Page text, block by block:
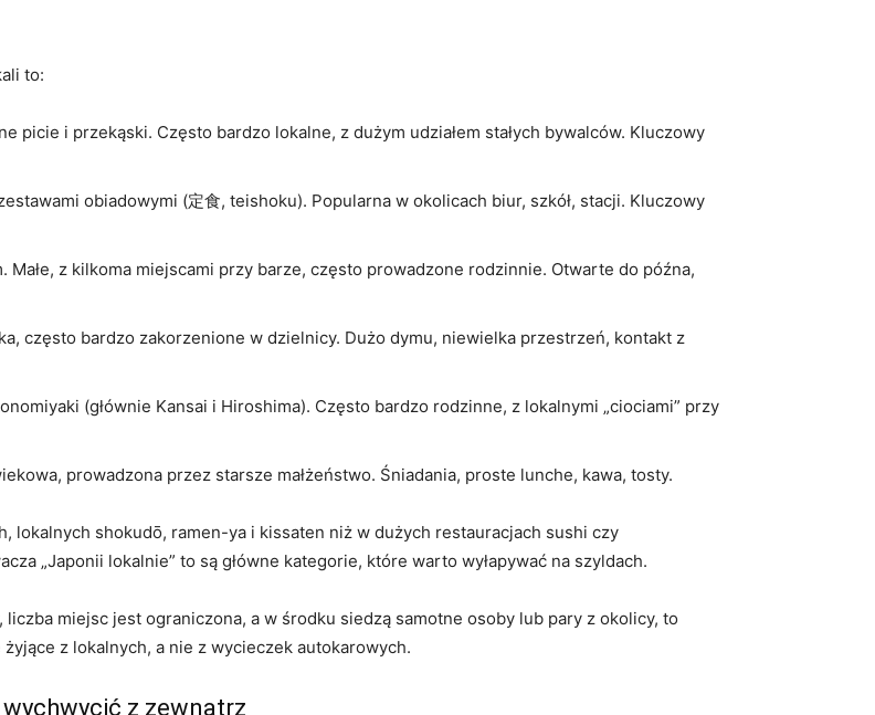
to:
picie i przekąski. Często bardzo lokalne, z dużym udziałem stałych bywalców. Kluczowy
obiadowymi (定食, teishoku). Popularna w okolicach biur, szkół, stacji. Kluczowy
Małe, z kilkoma miejscami przy barze, często prowadzone rodzinnie. Otwarte do późna,
często bardzo zakorzenione w dzielnicy. Dużo dymu, niewielka przestrzeń, kontakt z
(głównie Kansai i Hiroshima). Często bardzo rodzinne, z lokalnymi „ciociami” przy
prowadzona przez starsze małżeństwo. Śniadania, proste lunche, kawa, tosty.
lokalnych shokudō, ramen-ya i kissaten niż w dużych restauracjach sushi czy
„Japonii lokalnie” to są główne kategorie, które warto wyłapywać na szyldach.
miejsc jest ograniczona, a w środku siedzą samotne osoby lub pary z okolicy, to
z lokalnych, a nie z wycieczek autokarowych.
wychwycić z zewnątrz